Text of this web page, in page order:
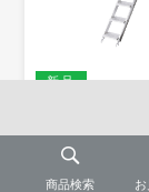
商品検索 お
新品
通常販売価格